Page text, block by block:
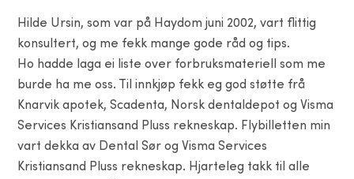
Hilde Ursin, som var på Haydom juni 2002, vart flittig
konsultert, og me fekk mange gode råd og tips.
Ho hadde laga ei liste over forbruksmateriell som me
burde ha me oss. Til innkjøp fekk eg god støtte frå
Knarvik apotek, Scadenta, Norsk dentaldepot og Visma
Services Kristiansand Pluss rekneskap. Flybilletten min
vart dekka av Dental Sør og Visma Services
Kristiansand Pluss rekneskap. Hjarteleg takk til alle